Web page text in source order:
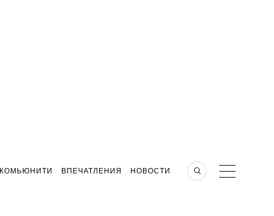
КОМЬЮНИТИ ВПЕЧАТЛЕНИЯ НОВОСТИ